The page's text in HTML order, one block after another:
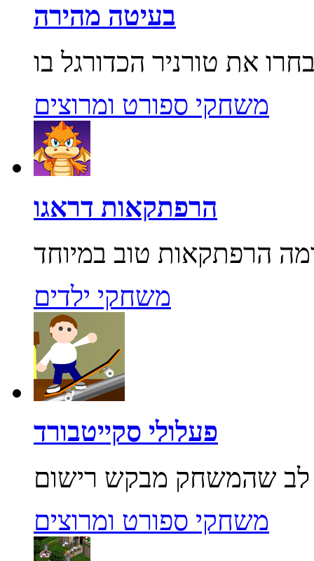
בעיטה מהירה
משחקי ספורט ומרוצים
הרפתקאות דראגו
משחקי ילדים
פעלולי סקייטבורד
משחקי ספורט ומרוצים